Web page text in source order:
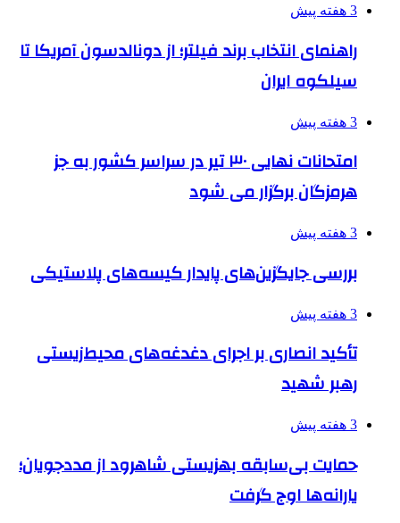
3 هفته پیش
راهنمای انتخاب برند فیلتر؛ از دونالدسون آمریکا تا
سیلکوه ایران
3 هفته پیش
امتحانات نهایی ۳۰ تیر در سراسر کشور به جز
هرمزگان برگزار می شود
3 هفته پیش
بررسی جایگزین‌های پایدار کیسه‌های پلاستیکی
3 هفته پیش
تأکید انصاری بر اجرای دغدغه‌های محیط‌زیستی
رهبر شهید
3 هفته پیش
حمایت بی‌سابقه بهزیستی شاهرود از مددجویان؛
یارانه‌ها اوج گرفت